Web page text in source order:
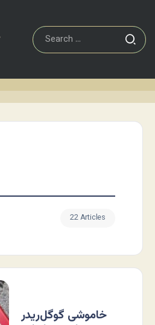
22 Articles
خاموشی گوگل‌ریدر